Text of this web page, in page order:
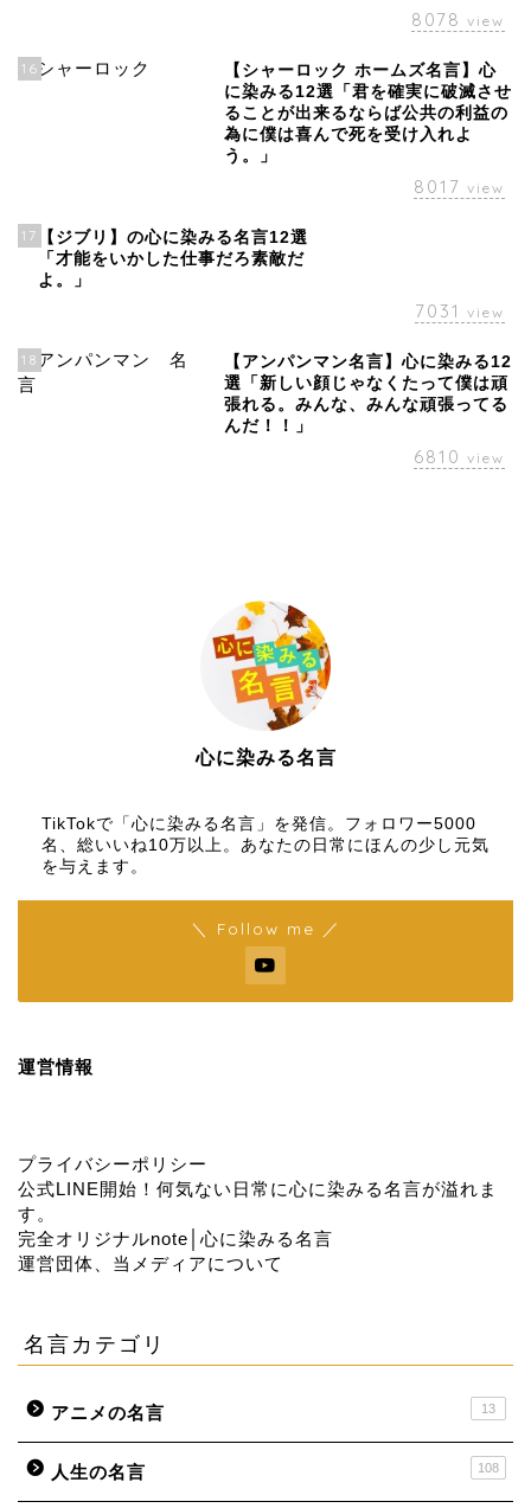
8078 view
16
【シャーロック ホームズ名言】心
に染みる12選「君を確実に破滅させ
ることが出来るならば公共の利益の
為に僕は喜んで死を受け入れよ
う。」
8017 view
17
【ジブリ】の心に染みる名言12選
「才能をいかした仕事だろ素敵だ
よ。」
7031 view
18
【アンパンマン名言】心に染みる12
選「新しい顔じゃなくたって僕は頑
張れる。みんな、みんな頑張ってる
んだ！！」
6810 view
心に染みる名言
TikTokで「心に染みる名言」を発信。フォロワー5000
名、総いいね10万以上。あなたの日常にほんの少し元気
を与えます。
＼ Follow me ／
運営情報
プライバシーポリシー
公式LINE開始！何気ない日常に心に染みる名言が溢れま
す。
完全オリジナルnote│心に染みる名言
運営団体、当メディアについて
名言カテゴリ
アニメの名言 13
人生の名言 108